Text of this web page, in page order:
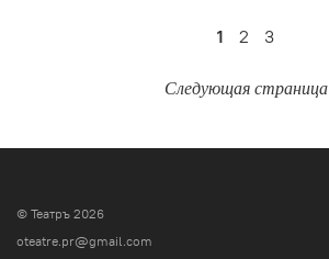
1 2 3
Следующая страница
© Театръ 2026
oteatre.pr@gmail.com